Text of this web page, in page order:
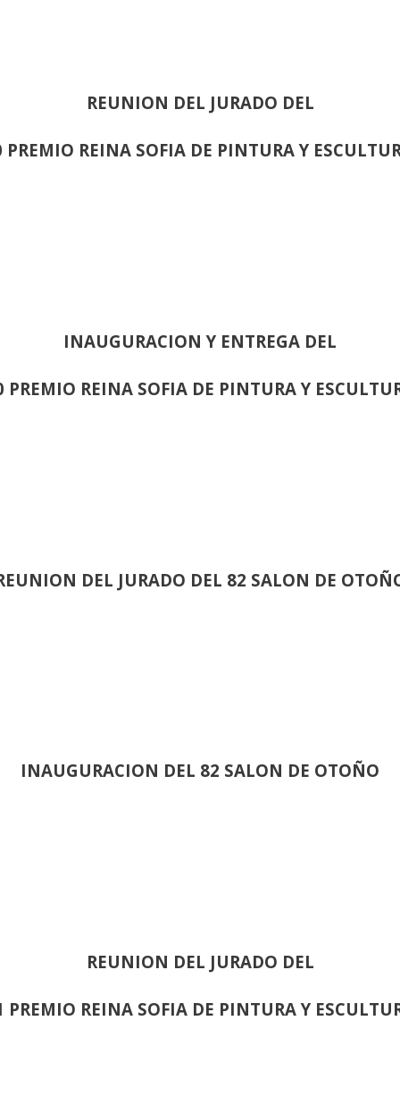
REUNION DEL JURADO DEL
PREMIO REINA SOFIA DE PINTURA Y
INAUGURACION Y ENTREGA DEL
PREMIO REINA SOFIA DE PINTURA Y
DEL JURADO DEL 82 SALON DE
INAUGURACION DEL 82 SALON DE OTOÑO
REUNION DEL JURADO DEL
PREMIO REINA SOFIA DE PINTURA Y